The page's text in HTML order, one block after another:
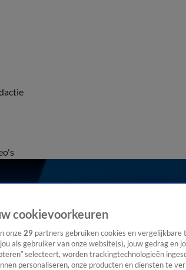
cookievoorkeuren
onze 29 partners gebruiken cookies en
als gebruiker van onze website(s), jouw gedrag en
selecteert, worden trackingtechnologieën
personaliseren, onze producten en diensten te